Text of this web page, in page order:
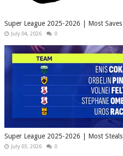
Super League 2025-2026 | Most Saves
July 04, 2026 0
Super League 2025-2026 | Most Steals
July 03, 2026 0